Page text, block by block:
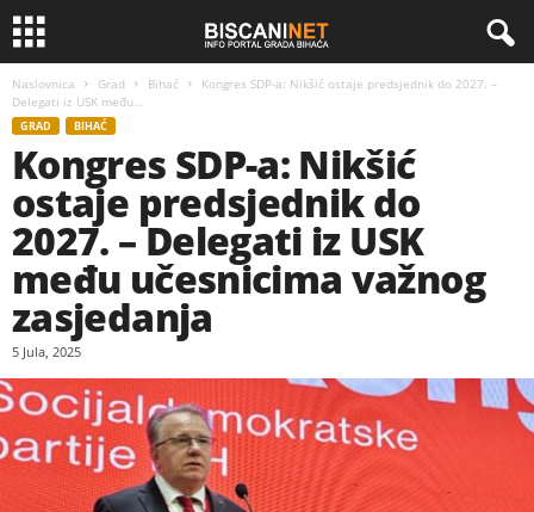
Naslovnica Grad Bihać
Kongres SDP-a: Nikšić ostaje predsjednik do 2027. –
Delegati iz USK među...
GRAD BIHAĆ
Kongres SDP-a: Nikšić
ostaje predsjednik do
2027. – Delegati iz USK
među učesnicima važnog
zasjedanja
5 Jula, 2025